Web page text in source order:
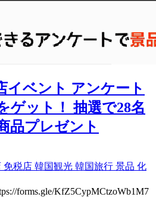
イベント アンケート
ゲット！ 抽選で28名
品プレゼント
免税店 韓国観光 韓国旅行 景品 化
forms.gle/KfZ5CypMCtzoWb1M7